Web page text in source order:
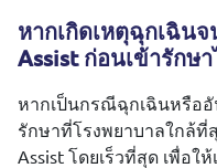
หากเกิดเหตุฉุกเฉิน
Assist ก่อนเข้ารักษ
หากเป็นกรณีฉุกเฉินหรืออั
รักษาที่โรงพยาบาลใกล้ที่
Assist โดยเร็วที่สุด เพื่อใ